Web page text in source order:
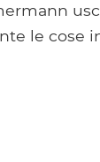
le cose